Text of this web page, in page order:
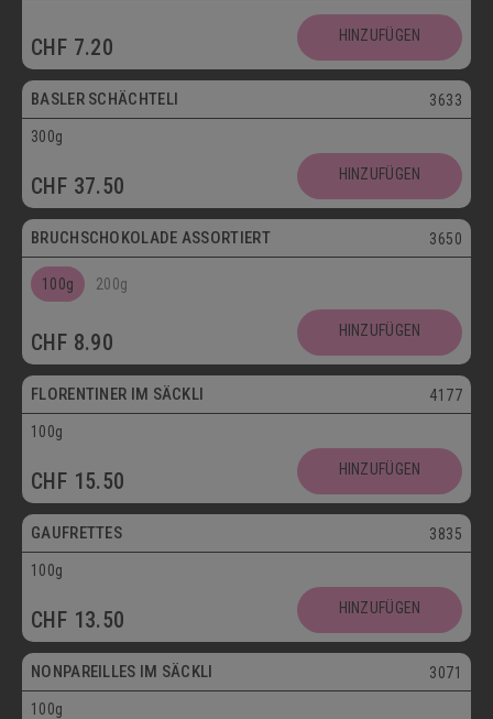
CHF 7.20 HINZUFÜGEN
Postversand
BASLER SCHÄCHTELI 3633
300g
CHF 37.50 HINZUFÜGEN
Postversand
BRUCHSCHOKOLADE ASSORTIERT 3650
100g 200g
CHF 8.90 HINZUFÜGEN
Postversand
FLORENTINER IM SÄCKLI 4177
100g
CHF 15.50 HINZUFÜGEN
Postversand
GAUFRETTES 3835
100g
CHF 13.50 HINZUFÜGEN
Postversand
NONPAREILLES IM SÄCKLI 3071
100g